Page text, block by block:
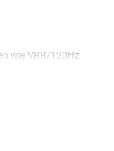
wie VRR/120Hz